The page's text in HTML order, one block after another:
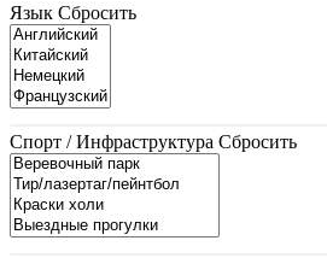
Язык Сбросить
Спорт / Инфраструктура Сбросить